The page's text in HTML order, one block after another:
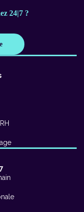
24|7 ?